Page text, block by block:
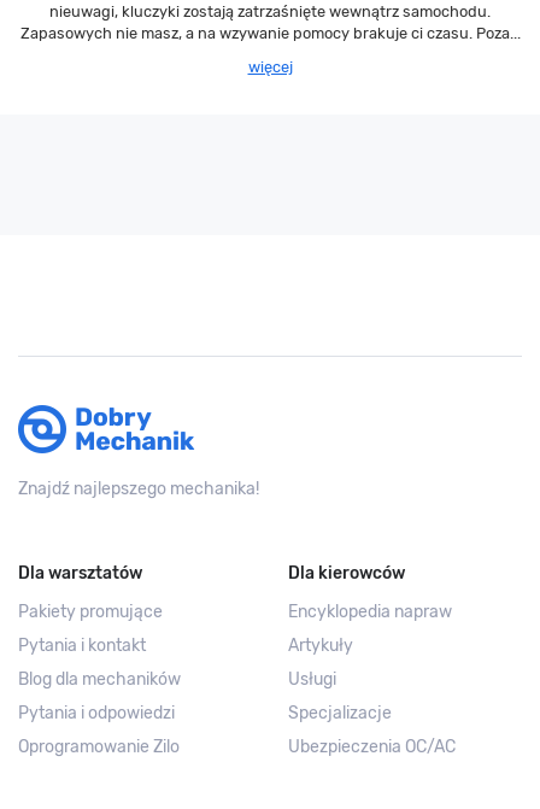
nieuwagi, kluczyki zostają zatrzaśnięte wewnątrz samochodu.
Zapasowych nie masz, a na wzywanie pomocy brakuje ci czasu. Poza...
więcej
Znajdź najlepszego mechanika!
Dla warsztatów
Pakiety promujące
Pytania i kontakt
Blog dla mechaników
Pytania i odpowiedzi
Oprogramowanie Zilo
Dla kierowców
Encyklopedia napraw
Artykuły
Usługi
Specjalizacje
Ubezpieczenia OC/AC